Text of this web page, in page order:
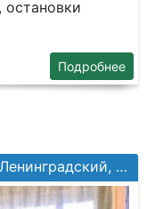
Подробнее
Южакова ул, №3